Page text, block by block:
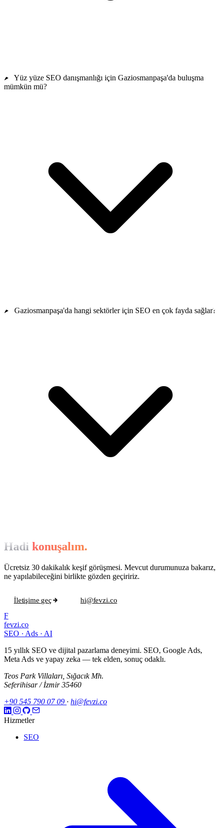
Yüz yüze SEO danışmanlığı için Gaziosmanpaşa'da buluşma
mümkün mü?
Gaziosmanpaşa'da hangi sektörler için SEO en çok fayda sağlar?
Hadi konuşalım.
Ücretsiz 30 dakikalık keşif görüşmesi. Mevcut durumunuza bakarız,
ne yapılabileceğini birlikte gözden geçiririz.
İletişime geç
hi@fevzi.co
F
fevzi.co
SEO · Ads · AI
15 yıllık SEO ve dijital pazarlama deneyimi. SEO, Google Ads,
Meta Ads ve yapay zeka — tek elden, sonuç odaklı.
Teos Park Villaları, Sığacık Mh.
Seferihisar / İzmir 35460
+90 545 790 07 09 · hi@fevzi.co
Hizmetler
SEO